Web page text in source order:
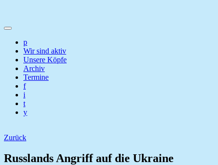
p
Wir sind aktiv
Unsere Köpfe
Archiv
Termine
f
i
t
y
Zurück
Russlands Angriff auf die Ukraine